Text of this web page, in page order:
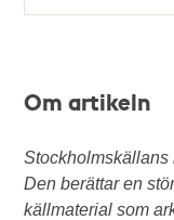
Typ
Om artikeln
Stockholmskällans
Den berättar en
källmaterial som